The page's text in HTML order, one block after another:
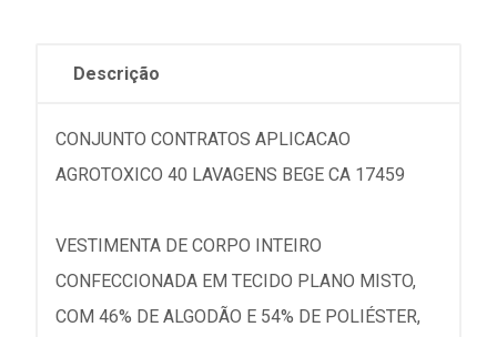
Descrição
CONJUNTO CONTRATOS APLICACAO
AGROTOXICO 40 LAVAGENS BEGE CA 17459
VESTIMENTA DE CORPO INTEIRO
CONFECCIONADA EM TECIDO PLANO MISTO,
COM 46% DE ALGODÃO E 54% DE POLIÉSTER,